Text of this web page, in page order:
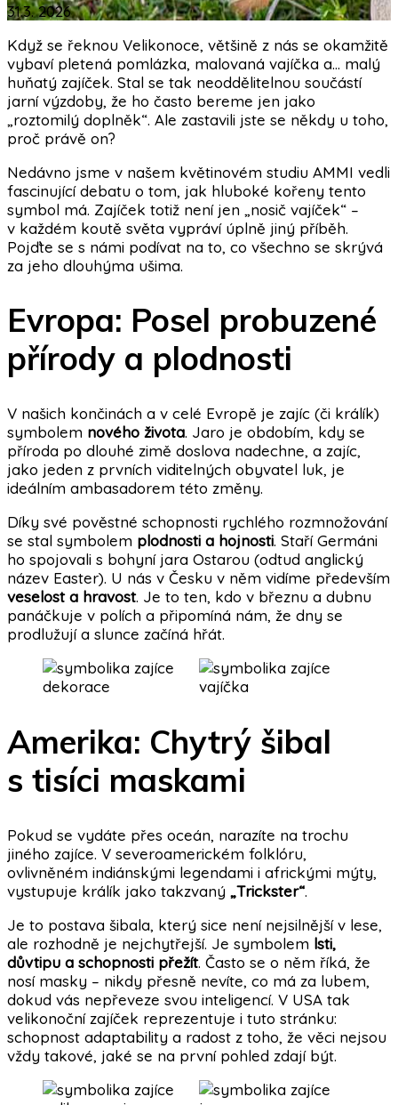
31.3. 2026
Když se řeknou Velikonoce, většině z nás se okamžitě
vybaví pletená pomlázka, malovaná vajíčka a… malý
huňatý zajíček. Stal se tak neoddělitelnou součástí
jarní výzdoby, že ho často bereme jen jako
„roztomilý doplněk“. Ale zastavili jste se někdy u toho,
proč právě on?
Nedávno jsme v našem květinovém studiu AMMI vedli
fascinující debatu o tom, jak hluboké kořeny tento
symbol má. Zajíček totiž není jen „nosič vajíček“ –
v každém koutě světa vypráví úplně jiný příběh.
Pojďte se s námi podívat na to, co všechno se skrývá
za jeho dlouhýma ušima.
Evropa: Posel probuzené
přírody a plodnosti
V našich končinách a v celé Evropě je zajíc (či králík)
symbolem nového života. Jaro je obdobím, kdy se
příroda po dlouhé zimě doslova nadechne, a zajíc,
jako jeden z prvních viditelných obyvatel luk, je
ideálním ambasadorem této změny.
Díky své pověstné schopnosti rychlého rozmnožování
se stal symbolem plodnosti a hojnosti. Staří Germáni
ho spojovali s bohyní jara Ostarou (odtud anglický
název Easter). U nás v Česku v něm vidíme především
veselost a hravost. Je to ten, kdo v březnu a dubnu
panáčkuje v polích a připomíná nám, že dny se
prodlužují a slunce začíná hřát.
Amerika: Chytrý šibal
s tisíci maskami
Pokud se vydáte přes oceán, narazíte na trochu
jiného zajíce. V severoamerickém folklóru,
ovlivněném indiánskými legendami i africkými mýty,
vystupuje králík jako takzvaný „Trickster“.
Je to postava šibala, který sice není nejsilnější v lese,
ale rozhodně je nejchytřejší. Je symbolem lsti,
důvtipu a schopnosti přežít. Často se o něm říká, že
nosí masky – nikdy přesně nevíte, co má za lubem,
dokud vás nepřeveze svou inteligencí. V USA tak
velikonoční zajíček reprezentuje i tuto stránku:
schopnost adaptability a radost z toho, že věci nejsou
vždy takové, jaké se na první pohled zdají být.